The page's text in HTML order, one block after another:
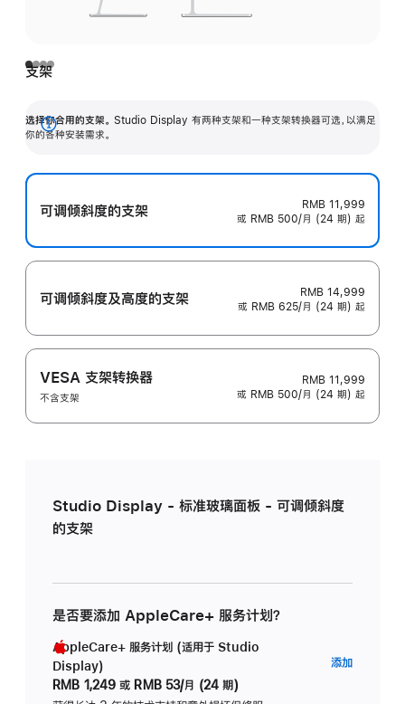
支架
选择你合用的支架。 Studio Display 有两种支架和一种支架转换器可选，以满足
你的各种安装需求。
展
可调倾斜度的支架
RMB 11,999
或 RMB 500/月 (24 期) 起
可调倾斜度及高‍度的支‍架
RMB 14,999
或 RMB 625/月 (24 期) 起
VESA 支架转换器
不含支架
RMB 11,999
或 RMB 500/月 (24 期) 起
Studio Display - 标准玻璃面板 - 可调倾斜度
的支架
是否要添加 AppleCare+ 服务计划？
AppleCare+ 服务计划 (适用于 Studio
Display)
RMB 1,249 或 RMB 53/月 (24 期)
添加